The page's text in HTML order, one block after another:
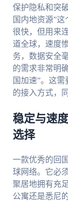
保护隐私和突
国内地资源”
很快，但用来
道全球，速度
务，数据安全
的需求非常明
国加速”。这
的接入方式，
稳定与速
选择
一款优秀的回
球网络。它必
聚居地拥有充
公寓还是悉尼